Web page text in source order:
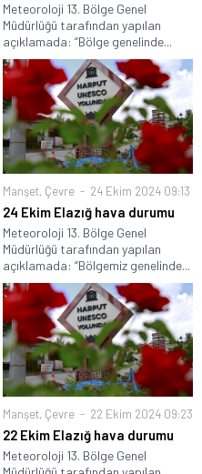
Meteoroloji 13. Bölge Genel
Müdürlüğü tarafından yapılan
açıklamada: “Bölge genelinde...
Manşet, Çevre 24 Ekim 2024 09:13
24 Ekim Elazığ hava durumu
Meteoroloji 13. Bölge Genel
Müdürlüğü tarafından yapılan
açıklamada: “Bölgemiz genelinde...
Manşet, Çevre 22 Ekim 2024 09:23
22 Ekim Elazığ hava durumu
Meteoroloji 13. Bölge Genel